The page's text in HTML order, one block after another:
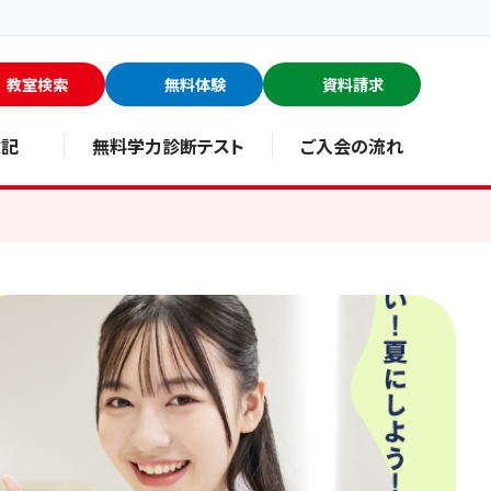
教室検索 無料体験 資料請求
無料学力診断テスト ご入会の流れ